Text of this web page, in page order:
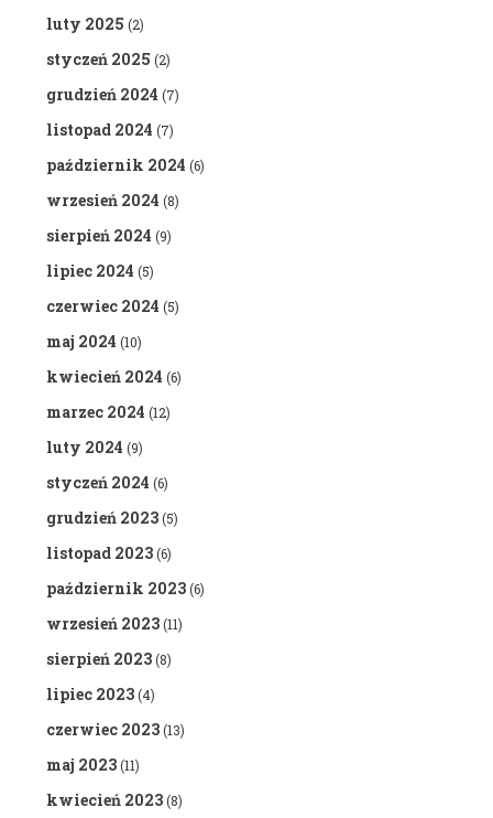
luty 2025 (2)
styczeń 2025 (2)
grudzień 2024 (7)
listopad 2024 (7)
październik 2024 (6)
wrzesień 2024 (8)
sierpień 2024 (9)
lipiec 2024 (5)
czerwiec 2024 (5)
maj 2024 (10)
kwiecień 2024 (6)
marzec 2024 (12)
luty 2024 (9)
styczeń 2024 (6)
grudzień 2023(5)
listopad 2023(6)
październik 2023(6)
wrzesień 2023(11)
sierpień 2023(8)
lipiec 2023(4)
czerwiec 2023(13)
maj 2023(11)
kwiecień 2023(8)